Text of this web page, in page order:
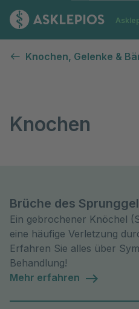
Zur
Knochen, Gelenke &
Knochen
Brüche des
Ein gebrochener Knöchel
eine häufige Verletzung
Erfahren Sie alles über
Behandlung!
Mehr erfahren